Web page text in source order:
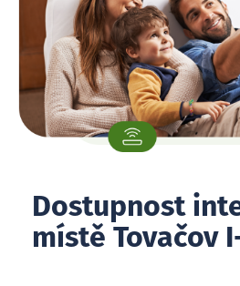
Dostupnost
místě Tovačov